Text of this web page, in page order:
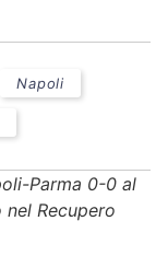
Napoli
Parma 0-0 al
Recupero